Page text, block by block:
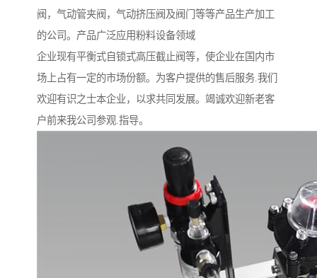
阀，气动管夹阀，气动挤压阀及阀门等等产品生产加工
的公司。产品广泛应用粉料设备领域
企业现有平衡式自锁式高压截止阀等，使企业在国内市
场上占有一定的市场份额。为客户提供的售后服务.我们
欢迎有识之士本企业，以求共同发展。竭诚欢迎新老客
户前来我公司参观.指导。